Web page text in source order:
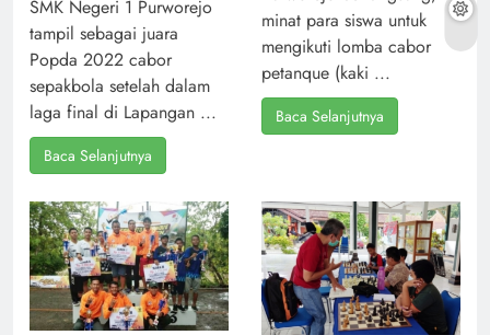
SMK Negeri 1 Purworejo
tampil sebagai juara
Popda 2022 cabor
sepakbola setelah dalam
laga final di Lapangan ...
Baca Selanjutnya
minat para siswa untuk
mengikuti lomba cabor
petanque (kaki ...
Baca Selanjutnya